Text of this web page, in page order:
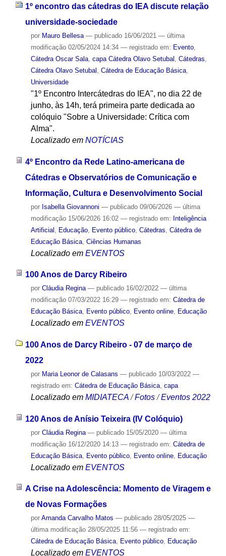
1º encontro das cátedras do IEA discute relação
universidade-sociedade
por Mauro Bellesa — publicado16/06/2021 — última
modificação02/05/2024 14:34 — registrado em: Evento,
Cátedra Oscar Sala, capa Cátedra Olavo Setubal Cátedras
Cátedra Olavo Setubal
Cátedra de Educação Básica,
Universidade
"1º Encontro Intercátedras do IEA", no dia 22 de
junho, às 14h, terá primeira parte dedicada ao
colóquio "Sobre a Universidade: Crítica com
Alma".
Localizado em NOTÍCIAS
4º Encontro da Rede Latino-americana de
Cátedras e Observatórios de Comunicação e
Informação, Cultura e Desenvolvimento Social
por Isabella Giovannoni — publicado09/06/2026 — última
modificação15/06/2026 16:02 — registrado em: Inteligência
Artificial
Educação, Evento público, Cátedras Cátedra de
Educação Básica, Ciências Humanas
Localizado em EVENTOS
100 Anos de Darcy Ribeiro
por Cláudia Regina — publicado16/02/2022 — última
modificação07/03/2022 16:29 — registrado em: Cátedra de
Educação Básica, Evento público, Evento online, Educação
Localizado em EVENTOS
100 Anos de Darcy Ribeiro - 07 de março de
2022
por Maria Leonor de Calasans — publicado10/03/2022 —
registrado em: Cátedra de Educação Básica, capa
Localizado em MIDIATECA /Fotos /Eventos 2022
120 Anos de Anísio Teixeira (IV Colóquio)
por Cláudia Regina — publicado15/05/2020 — última
modificação16/12/2020 14:13 — registrado em: Cátedra de
Educação Básica, Evento público, Evento online, Educação
Localizado em EVENTOS
A Crise na Adolescência: Momento de Viragem e
de Novas Formações
por Amanda Carvalho Matos — publicado28/05/2025 —
última modificação28/05/2025 11:56 — registrado em:
Cátedra de Educação Básica, Evento público, Educação
Localizado em EVENTOS